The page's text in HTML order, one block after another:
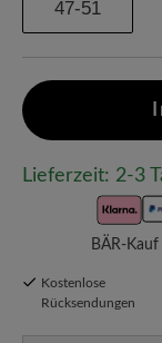
47-51
Lieferzeit: 2-3
BÄR-
Kostenlose
Rücksendungen